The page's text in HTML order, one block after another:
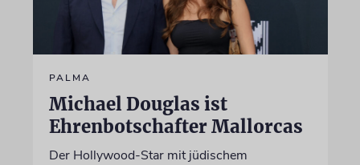
PALMA
Michael Douglas ist
Ehrenbotschafter Mallorcas
Der Hollywood-Star mit jüdischem